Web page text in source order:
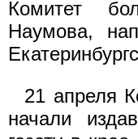
Комитет
Наумова,
21 апреля
начали